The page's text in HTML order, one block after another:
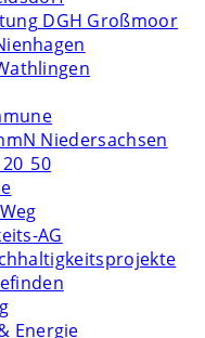
DGH Großmoor
Niedersachsen
AG
Energie